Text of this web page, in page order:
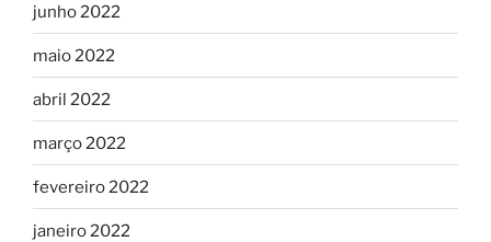
junho 2022
maio 2022
abril 2022
março 2022
fevereiro 2022
janeiro 2022